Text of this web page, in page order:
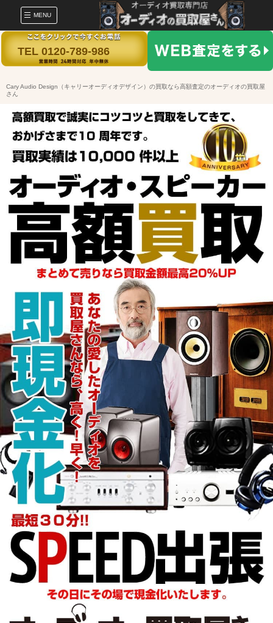
MENU
TEL 0120-789-986
Cary Audio Design（キャリーオーディオデザイン）の買取なら高額査定のオーディオの買取屋
さん